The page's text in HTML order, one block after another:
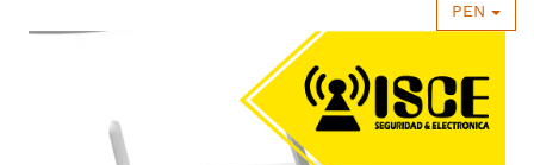
PEN